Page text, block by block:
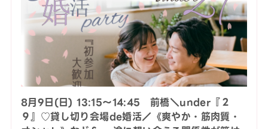
8月9日(日) 13:15〜14:45 前橋＼under『２
９』♡貸し切り会場de婚活／《爽やか・筋肉質・